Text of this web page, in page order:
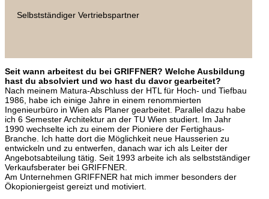
Selbstständiger Vertriebspartner
Seit wann arbeitest du bei GRIFFNER? Welche Ausbildung
hast du absolviert und wo hast du davor gearbeitet?
Nach meinem Matura-Abschluss der HTL für Hoch- und Tiefbau
1986, habe ich einige Jahre in einem renommierten
Ingenieurbüro in Wien als Planer gearbeitet. Parallel dazu habe
ich 6 Semester Architektur an der TU Wien studiert. Im Jahr
1990 wechselte ich zu einem der Pioniere der Fertighaus-
Branche. Ich hatte dort die Möglichkeit neue Hausserien zu
entwickeln und zu entwerfen, danach war ich als Leiter der
Angebotsabteilung tätig. Seit 1993 arbeite ich als selbstständiger
Verkaufsberater bei GRIFFNER.
Am Unternehmen GRIFFNER hat mich immer besonders der
Ökopioniergeist gereizt und motiviert.